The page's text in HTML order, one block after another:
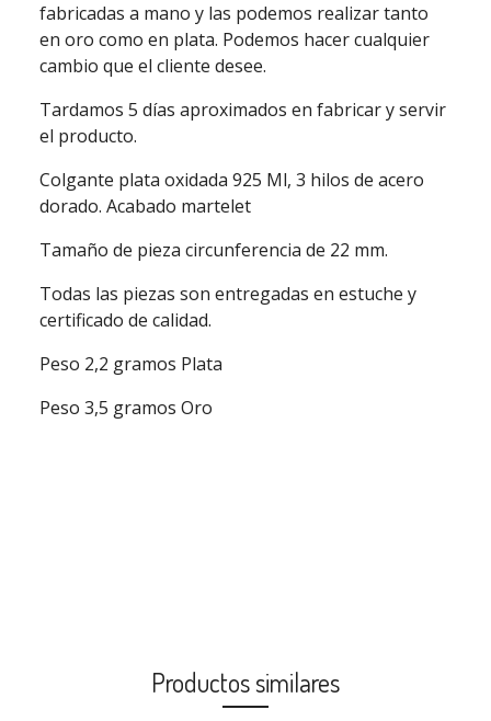
fabricadas a mano y las podemos realizar tanto
en oro como en plata. Podemos hacer cualquier
cambio que el cliente desee.
Tardamos 5 días aproximados en fabricar y servir
el producto.
Colgante plata oxidada 925 Ml, 3 hilos de acero
dorado. Acabado martelet
Tamaño de pieza circunferencia de 22 mm.
Todas las piezas son entregadas en estuche y
certificado de calidad.
Peso 2,2 gramos Plata
Peso 3,5 gramos Oro
Productos similares